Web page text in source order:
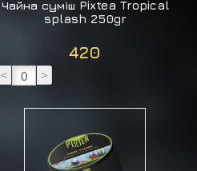
Чайна суміш Pixtea Tropical
splash 250gr
420
< >